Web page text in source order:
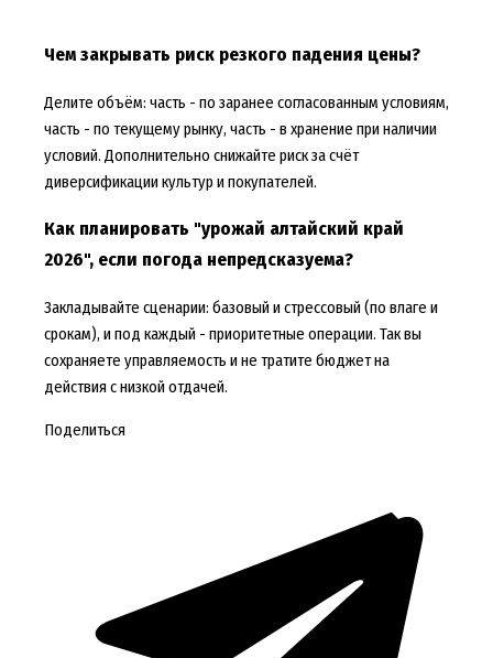
Чем закрывать риск резкого падения цены?
Делите объём: часть - по заранее согласованным условиям,
часть - по текущему рынку, часть - в хранение при наличии
условий. Дополнительно снижайте риск за счёт
диверсификации культур и покупателей.
Как планировать "урожай алтайский край
2026", если погода непредсказуема?
Закладывайте сценарии: базовый и стрессовый (по влаге и
срокам), и под каждый - приоритетные операции. Так вы
сохраняете управляемость и не тратите бюджет на
действия с низкой отдачей.
Поделиться